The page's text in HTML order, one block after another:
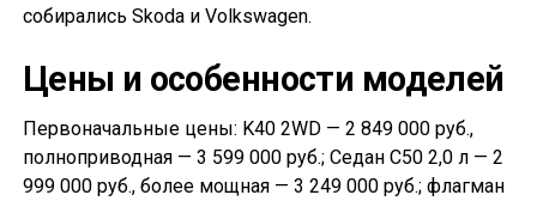
собирались Skoda и Volkswagen.
Цены и особенности моделей
Первоначальные цены: K40 2WD — 2 849 000 руб.,
полноприводная — 3 599 000 руб.; Седан С50 2,0 л — 2
999 000 руб., более мощная — 3 249 000 руб.; флагман